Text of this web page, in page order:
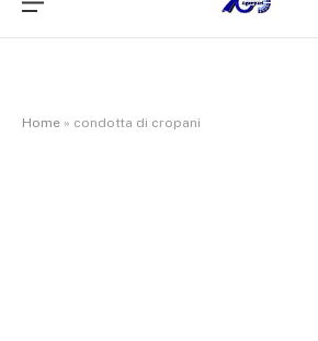
Home » condotta di cropani